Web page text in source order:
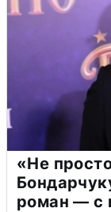
«Не
роман — с